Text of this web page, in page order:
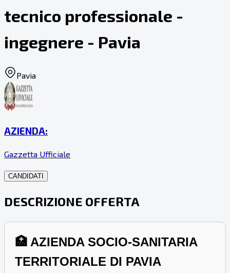
tecnico professionale -
ingegnere - Pavia
Pavia
AZIENDA:
Gazzetta Ufficiale
CANDIDATI
DESCRIZIONE OFFERTA
🏥 AZIENDA SOCIO-SANITARIA
TERRITORIALE DI PAVIA